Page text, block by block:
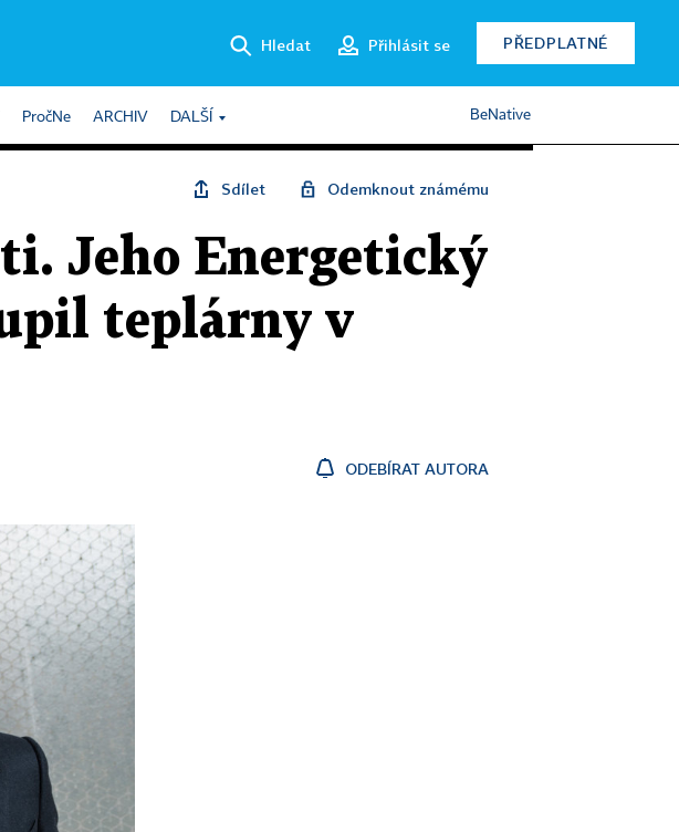
Hledat Přihlásit se PŘEDPLATNÉ
PročNe ARCHIV DALŠÍ BeNative
Sdílet Odemknout známému
Jeho Energetický
teplárny v
ODEBÍRAT AUTORA